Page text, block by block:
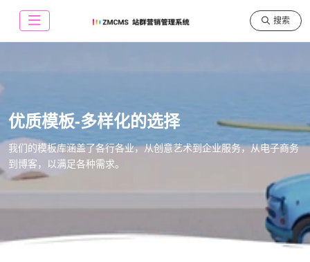
搜索
优质模板-多样化的选择
我们的模板库涵盖了各行各业，从创意艺术到企业服务，从电子商务
到博客，以满足各种需求。